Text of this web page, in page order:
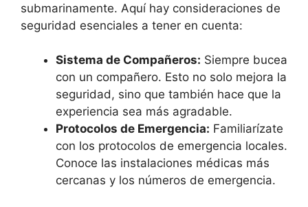
submarinamente. Aquí hay consideraciones de
seguridad esenciales a tener en cuenta:
Sistema de Compañeros: Siempre bucea
con un compañero. Esto no solo mejora la
seguridad, sino que también hace que la
experiencia sea más agradable.
Protocolos de Emergencia: Familiarízate
con los protocolos de emergencia locales.
Conoce las instalaciones médicas más
cercanas y los números de emergencia.